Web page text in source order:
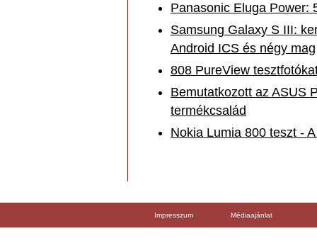
Panasonic Eluga Power:
Samsung Galaxy S III:
Android ICS és négy mag
808 PureView
Bemutatkozott az ASUS
termékcsalád
Nokia Lumia 800 teszt -
Impresszum Médiaajánlat